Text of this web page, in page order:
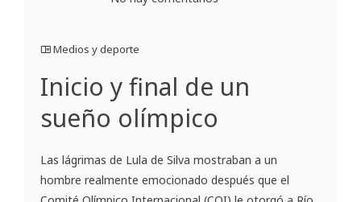
Medios y deporte
Inicio y final de un
sueño olímpico
Las lágrimas de Lula de Silva mostraban a un
hombre realmente emocionado después que el